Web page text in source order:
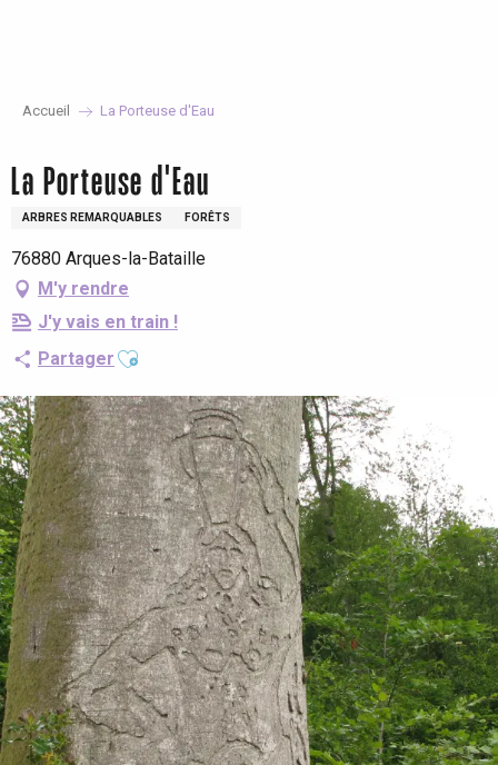
Accueil La Porteuse d'Eau
La Porteuse d'Eau
ARBRES REMARQUABLES FORÊTS
76880 Arques-la-Bataille
M'y rendre
J'y vais en train !
Partager Ajouter aux favoris